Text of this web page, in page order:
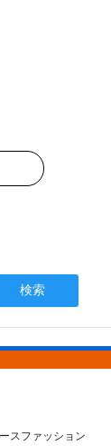
検索
スファッション